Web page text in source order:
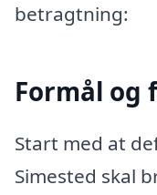
betragtning:
Formål og
Start med at
Simested skal